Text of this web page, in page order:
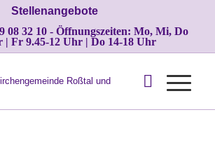
Stellenangebote
08 32 10 - Öffnungszeiten: Mo, Mi, Do
| Fr 9.45-12 Uhr | Do 14-18 Uhr